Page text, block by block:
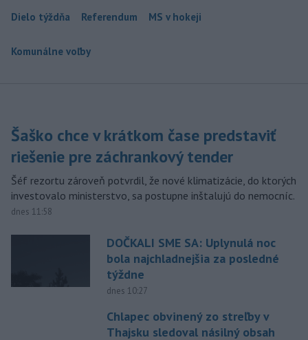
Dielo týždňa Referendum MS v hokeji
Komunálne voľby
Šaško chce v krátkom čase predstaviť
riešenie pre záchrankový tender
Šéf rezortu zároveň potvrdil, že nové klimatizácie, do ktorých
investovalo ministerstvo, sa postupne inštalujú do nemocníc.
dnes 11:58
DOČKALI SME SA: Uplynulá noc
bola najchladnejšia za posledné
týždne
dnes 10:27
Chlapec obvinený zo streľby v
Thajsku sledoval násilný obsah